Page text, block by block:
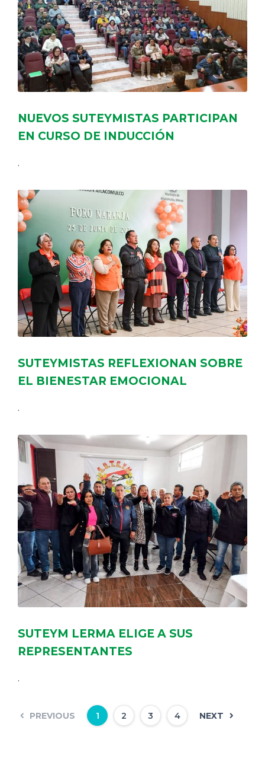
NUEVOS SUTEYMISTAS PARTICIPAN
EN CURSO DE INDUCCIÓN
.
SUTEYMISTAS REFLEXIONAN SOBRE
EL BIENESTAR EMOCIONAL
.
SUTEYM LERMA ELIGE A SUS
REPRESENTANTES
.
PREVIOUS 1 2 3 4 NEXT